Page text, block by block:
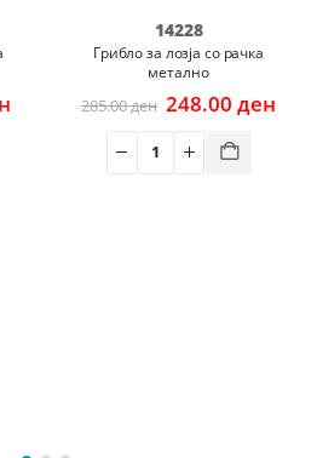
ден.
14228
Грибло за лозја со рачка
метално
285.00ден Original
price
was:
285.00 ден.
248.00ден Current
price
is:
248.00